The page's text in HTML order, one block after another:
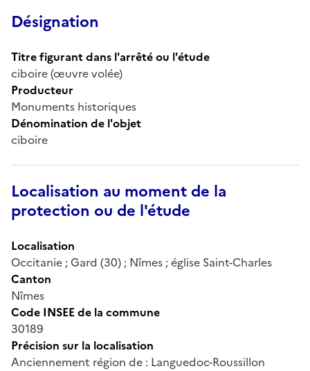
Désignation
Titre figurant dans l'arrêté ou l'étude
ciboire (œuvre volée)
Producteur
Monuments historiques
Dénomination de l'objet
ciboire
Localisation au moment de la
protection ou de l'étude
Localisation
Occitanie ; Gard (30) ; Nîmes ; église Saint-Charles
Canton
Nîmes
Code INSEE de la commune
30189
Précision sur la localisation
Anciennement région de : Languedoc-Roussillon